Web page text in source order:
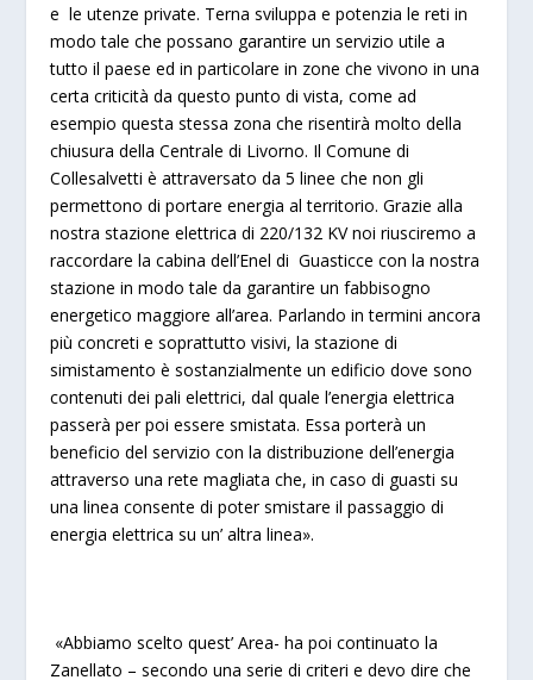
e le utenze private. Terna sviluppa e potenzia le reti in
modo tale che possano garantire un servizio utile a
tutto il paese ed in particolare in zone che vivono in una
certa criticità da questo punto di vista, come ad
esempio questa stessa zona che risentirà molto della
chiusura della Centrale di Livorno. Il Comune di
Collesalvetti è attraversato da 5 linee che non gli
permettono di portare energia al territorio. Grazie alla
nostra stazione elettrica di 220/132 KV noi riusciremo a
raccordare la cabina dell’Enel di Guasticce con la nostra
stazione in modo tale da garantire un fabbisogno
energetico maggiore all’area. Parlando in termini ancora
più concreti e soprattutto visivi, la stazione di
simistamento è sostanzialmente un edificio dove sono
contenuti dei pali elettrici, dal quale l’energia elettrica
passerà per poi essere smistata. Essa porterà un
beneficio del servizio con la distribuzione dell’energia
attraverso una rete magliata che, in caso di guasti su
una linea consente di poter smistare il passaggio di
energia elettrica su un’ altra linea».
«Abbiamo scelto quest’ Area- ha poi continuato la
Zanellato – secondo una serie di criteri e devo dire che